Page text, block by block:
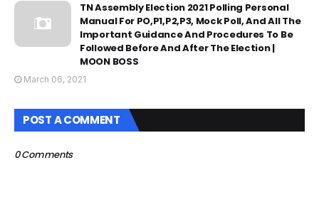
TN Assembly Election 2021 Polling Personal
Manual For PO,P1,P2,P3, Mock Poll, And All The
Important Guidance And Procedures To Be
Followed Before And After The Election |
MOON BOSS
March 06, 2021
POST A COMMENT
0 Comments